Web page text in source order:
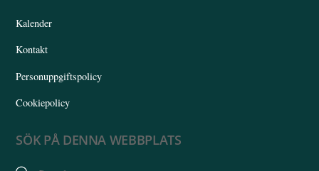
Kalender
Kontakt
Personuppgiftspolicy
Cookiepolicy
SÖK PÅ DENNA WEBBPLATS